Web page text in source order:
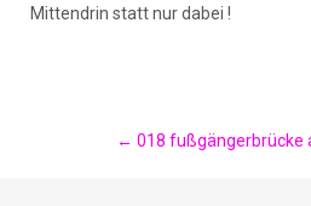
Mittendrin statt nur dabei !
Post
← 018 fußgängerbrücke